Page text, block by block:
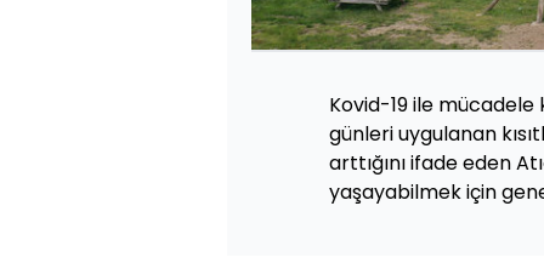
Kovid-19 ile
günleri uygulanan
arttığını ifade eden
yaşayabilmek için